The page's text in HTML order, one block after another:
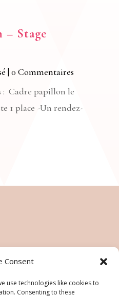
Consent
use technologies like cookies to
Consenting to these
– Stage
| 0 Commentaires
: Cadre papillon le
1 place -Un rendez-